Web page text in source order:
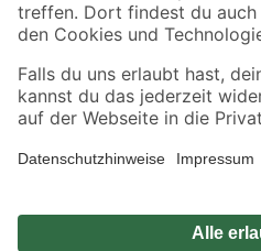
Alle Preisangaben in EUR inkl. gesetzl. MwSt..
Umständen nicht in allen Märkten verfügbar. Die
Produkte nur solange der Vorrat reicht.
*Paketversand ab 59 € versandkostenfrei, gilt
Privatsphäre